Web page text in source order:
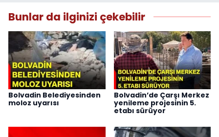
Bunlar da ilginizi çekebilir
Bolvadin Belediyesinden
moloz uyarısı
Bolvadin’de Çarşı Merkez
yenileme projesinin 5.
etabı sürüyor